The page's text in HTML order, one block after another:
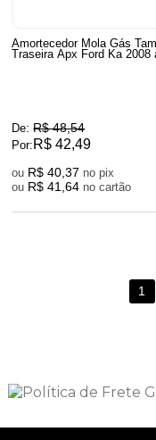
Amortecedor Mola Gás
Traseira Apx Ford Ka 2008
De: R$ 48,54
Por: R$ 42,49
ou R$ 40,37
no pix
ou R$ 41,64 no cartão
1